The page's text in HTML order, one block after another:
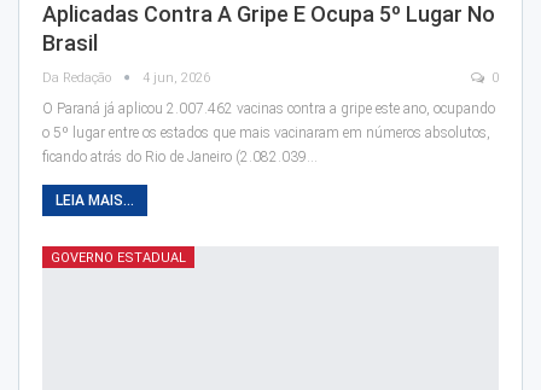
Aplicadas Contra A Gripe E Ocupa 5º Lugar No
Brasil
Da Redação 4 jun, 2026 0
O Paraná já aplicou 2.007.462 vacinas contra a gripe este ano, ocupando
o 5º lugar entre os estados que mais vacinaram em números absolutos,
ficando atrás do Rio de Janeiro (2.082.039…
LEIA MAIS...
GOVERNO ESTADUAL